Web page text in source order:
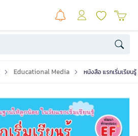
Educational Media หนังสือ แรกเริ่มเรียน